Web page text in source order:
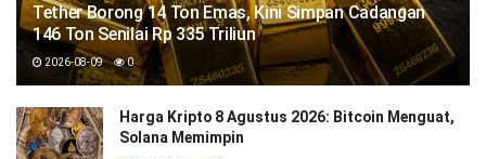
Tether Borong 14 Ton Emas, Kini Simpan Cadangan
146 Ton Senilai Rp 335 Triliun
2026-08-09 0
Harga Kripto 8 Agustus 2026: Bitcoin Menguat,
Solana Memimpin